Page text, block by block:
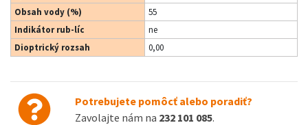
Obsah vody (%)
55
Indikátor rub-líc
ne
Dioptrický rozsah
0,00
Potrebujete pomôcť alebo poradiť?
Zavolajte nám na 232 101 085.